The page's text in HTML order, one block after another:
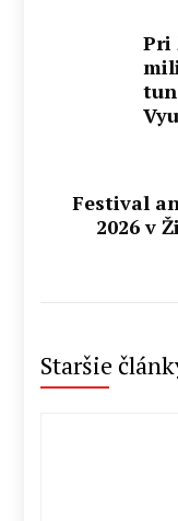
Pri
Festival
2026 v
Staršie